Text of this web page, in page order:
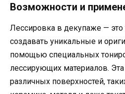
Возможности и
Лессировка в декупаже —
создавать уникальные и
помощью специальных
лессирующих материалов. Эта
различных поверхностей,